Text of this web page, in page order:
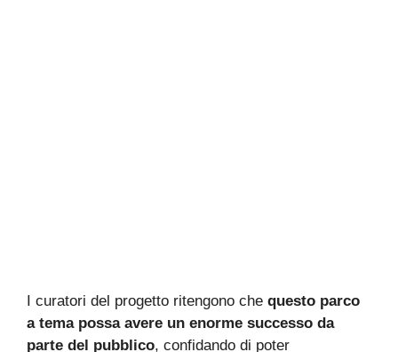
I curatori del progetto ritengono che questo parco
a tema possa avere un enorme successo da
parte del pubblico, confidando di poter